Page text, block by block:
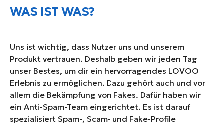
WAS IST WAS?
Uns ist wichtig, dass Nutzer uns und unserem
Produkt vertrauen. Deshalb geben wir jeden Tag
unser Bestes, um dir ein hervorragendes LOVOO
Erlebnis zu ermöglichen. Dazu gehört auch und vor
allem die Bekämpfung von Fakes. Dafür haben wir
ein Anti-Spam-Team eingerichtet. Es ist darauf
spezialisiert Spam-, Scam- und Fake-Profile